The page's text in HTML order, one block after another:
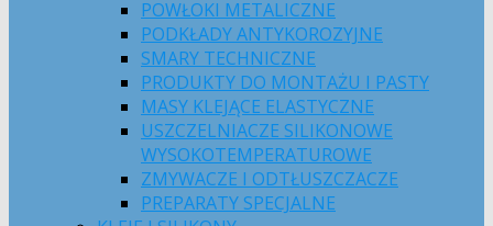
POWŁOKI METALICZNE
PODKŁADY ANTYKOROZYJNE
SMARY TECHNICZNE
PRODUKTY DO MONTAŻU I PASTY
MASY KLEJĄCE ELASTYCZNE
USZCZELNIACZE SILIKONOWE
WYSOKOTEMPERATUROWE
ZMYWACZE I ODTŁUSZCZACZE
PREPARATY SPECJALNE